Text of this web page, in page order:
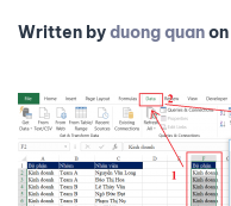
Written byduong quanon